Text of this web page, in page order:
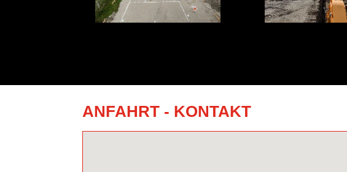
ANFAHRT - KONTAKT